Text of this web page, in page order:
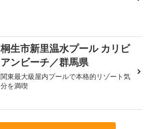
桐生市新里温水プール カリビ
アンビーチ／群馬県
関東最大級屋内プールで本格的リゾート気
分を満喫